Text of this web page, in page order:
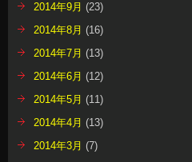
2014年9月 (23)
2014年8月 (16)
2014年7月 (13)
2014年6月 (12)
2014年5月 (11)
2014年4月 (13)
2014年3月 (7)